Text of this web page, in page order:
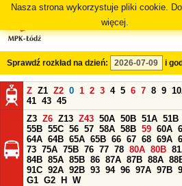
Nasza strona wykorzystuje pliki cookie.
więcej.
Sprawdź rozkład na dzień: i
Z Z1 Z2 0 1 2 3 4 5 6 7 8 9
41 43 45
Z3 Z6 Z13 Z43 50A 50B 51A 51B
55B 55C 56 57 58A 58B 59 60A
64A 64B 65A 65B 66 67 68 69A
73 75A 75B 76 77 78 80A 80B
84B 85A 85B 86 87A 87B 88A
91C 92A 92B 93 94 96 97A 97B
G1 G2 H
W